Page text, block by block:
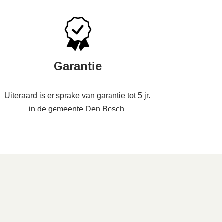
Garantie
Uiteraard is er sprake van garantie tot 5 jr.
in de gemeente Den Bosch.